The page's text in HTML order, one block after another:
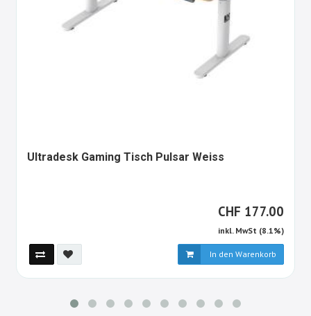
Ultradesk Gaming Tisch Pulsar Weiss
CHF CHF
177.00
inkl. MwSt (8.1%)
In den Warenkorb